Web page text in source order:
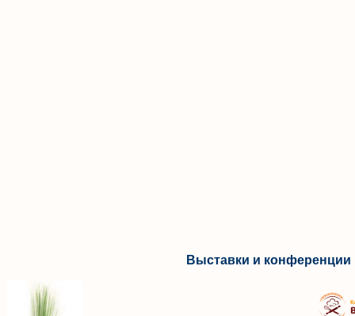
Выставки и конференции